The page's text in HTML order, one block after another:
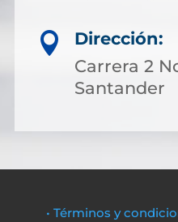

Dirección:
Carrera 2
Santander
• Términos y